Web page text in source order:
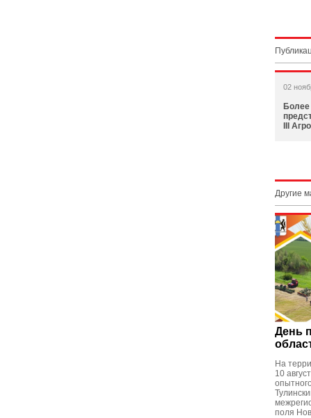
02
III
Другие
День
На
10
поля